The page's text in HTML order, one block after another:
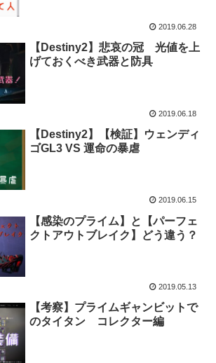
2019.06.28
【Destiny2】悲哀の冠 光値を上
げておくべき武器と防具
2019.06.18
【Destiny2】【検証】ウェンディ
ゴGL3 VS 運命の暴虐
2019.06.15
【感染のプライム】と【パーフェ
クトアウトブレイク】どう違う？
2019.05.13
【考察】プライムギャンビットで
のタイタン コレクター編